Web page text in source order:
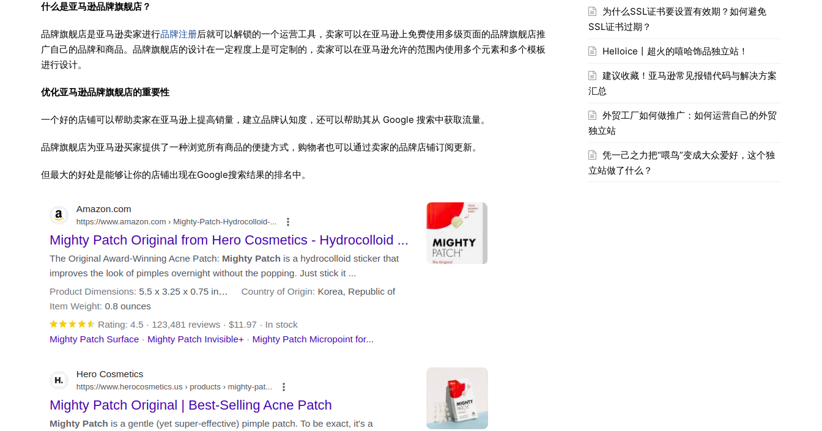
什么是亚马逊品牌旗舰店？
品牌旗舰店是亚马逊卖家进行品牌注册后就可以解锁的一个运营工具，卖家可以在亚马逊上免费使用多级页面的品牌旗舰店推
广自己的品牌和商品。品牌旗舰店的设计在一定程度上是可定制的，卖家可以在亚马逊允许的范围内使用多个元素和多个模板
进行设计。
优化亚马逊品牌旗舰店的重要性
一个好的店铺可以帮助卖家在亚马逊上提高销量，建立品牌认知度，还可以帮助其从 Google 搜索中获取流量。
品牌旗舰店为亚马逊买家提供了一种浏览所有商品的便捷方式，购物者也可以通过卖家的品牌店铺订阅更新。
但最大的好处是能够让你的店铺出现在Google搜索结果的排名中。
为什么SSL证书要设置有效期？如何避免
SSL证书过期？
Helloice丨超火的嘻哈饰品独立站！
建议收藏！亚马逊常见报错代码与解决方案
汇总
外贸工厂如何做推广：如何运营自己的外贸
独立站
凭一己之力把“喂鸟”变成大众爱好，这个独
立站做了什么？